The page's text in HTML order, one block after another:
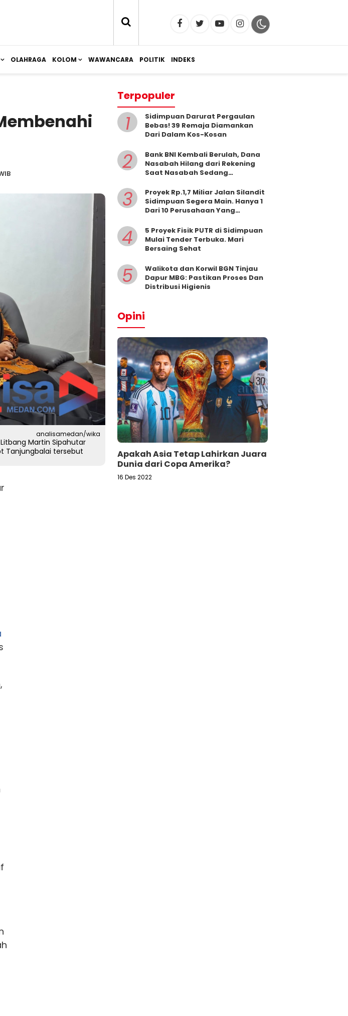
OLAHRAGA KOLOM WAWANCARA POLITIK INDEKS
analisamedan/wika
Martin Sipahutar
Tanjungbalai tersebut
Terpopuler
1
Sidimpuan Darurat Pergaulan
Bebas! 39 Remaja Diamankan
Dari Dalam Kos-Kosan
2
Bank BNI Kembali Berulah, Dana
Nasabah Hilang dari Rekening
Saat Nasabah Sedang
3
Proyek Rp.1,7 Miliar Jalan Silandit
Sidimpuan Segera Main. Hanya 1
Dari 10 Perusahaan Yang
4
5 Proyek Fisik PUTR di Sidimpuan
Mulai Tender Terbuka. Mari
Bersaing Sehat
5
Walikota dan Korwil BGN Tinjau
Dapur MBG: Pastikan Proses Dan
Distribusi Higienis
Opini
Apakah Asia Tetap Lahirkan Juara
Dunia dari Copa Amerika?
16 Des 2022